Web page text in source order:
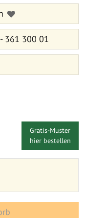
Gratis-Muster
hier bestellen
361 300 01